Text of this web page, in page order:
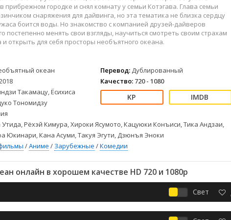
Детские
Драмы
Комедии
Спорт
Триллеры
Ужасы
2022
2021
Зарубежные
Фильмы из соцетей
прибрежном городке и снял комнату у семьи Котэгава. Глава семьи
снаряжения для дайвинга, но эта тематика не близка сердцу
боится воды. Но знакомство с компанией друзей-дайверов
постепенно менять свои взгляды, научиться смотреть своим страхам
и открыть для себя просторы необъятного океана.
океан
Такамацу, Ёсихиса
Тономидзу
Перевод: Дублированный
Качество: 720 - 1080
Рёхэй Кимура, Хироки Ясумото, Кацуюки Конъиси, Тика Андзаи,
Юкинари, Кана Асуми, Такуя Эгути, Дзюнъя Эноки
/Аниме / Зарубежные /Комедии
онлайн в хорошем качестве HD 720 и 1080p
Свет